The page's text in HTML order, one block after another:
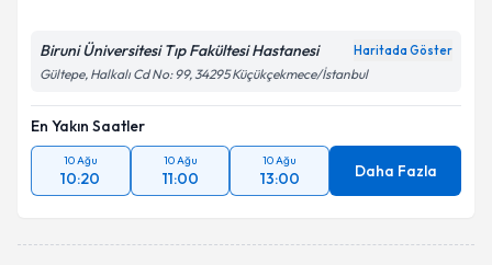
Biruni Üniversitesi Tıp Fakültesi Hastanesi Haritada Göster
Gültepe, Halkalı Cd No: 99, 34295 Küçükçekmece/İstanbul
En Yakın Saatler
10 Ağu
10:20
10 Ağu
11:00
10 Ağu
13:00 Daha Fazla